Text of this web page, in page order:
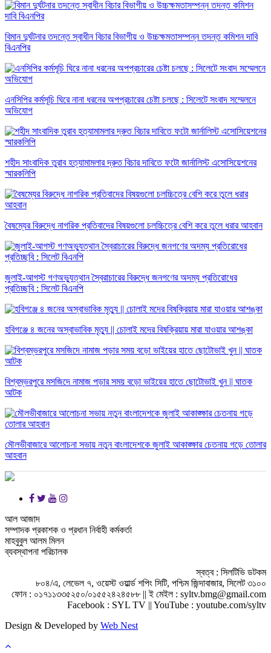
বিমান দুর্ঘটনার তদন্তে স্বাধীন বিচার বিভাগীয় ও উচ্চক্ষমতাসম্পন্ন তদন্ত কমিশন দাবি
বিএনপির
এনসিপির কর্মসূচি ঘিরে নানা ধরনের অপপ্রচারের চেষ্টা চলছে : সিলেটে সংবাদ সম্মেলনে
অভিযোগ
শহীদ সাংবাদিক তুরাব হত্যামামলার দ্রুত বিচার দাবিতে ফটো জার্নালিস্ট এসোসিয়েশনের
স্মারকলিপি
বৈষম্যের বিরুদ্ধে নাগরিক প্রতিবাদের বিষয়গুলো চলচ্চিত্রে বেশি করে তুলে ধরার আহবান
জুলাই-আগস্ট গণঅভ্যুত্থান স্বৈরাচারের বিরুদ্ধে জনগণের অদম্য প্রতিরোধের
প্রতিচ্ছবি : সিলেট বিএনপি
হবিগঞ্জে ৪ জনের অস্বাভাবিক মৃত্যু || চোলাই মদের বিষক্রিয়ায় মারা যাওয়ার আশঙ্কা
বিশ্বম্ভরপুরে মসজিদে নামাজ পড়ার সময় বড়ো ভাইয়ের হাতে ছোটোভাই খুন || ঘাতক
আটক
মৌলভীবাজারে আলোচনা সভায় নতুন বাংলাদেশকে জুলাই আকাঙ্ক্ষার চেতনায় গড়ে তোলার
আহবান
আল আজাদ
সম্পাদক প্রকাশক ও প্রধান নির্বাহী কর্মকর্তা
মাহবুবুল আলম মিলন
ব্যবস্থাপনা পরিচালক
স্বত্ব : সিলটিভি ডটকম
৮০৪/এ, লেভেল ৭, ওয়েস্ট ওয়ার্ল্ড শপিং সিটি, পশ্চিম জিন্দাবাজার, সিলেট ৩১০০
ফোন : ০১৭১১৩৩৫২৫০/০১৫৫২৪২৪৫৮৮ || ই মেইল : syltv.bmg@gmail.com
Facebook : SYL TV || YouTube : youtube.com/syltv
Design & Developed by Web Nest